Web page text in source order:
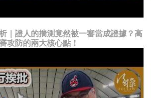
｜證人的揣測竟然被一審當成證據？高
攻防的兩大核心點！